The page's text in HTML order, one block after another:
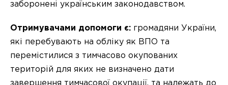
заборонені українським законодавством.
Отримувачами допомоги є: громадяни України,
які перебувають на обліку як ВПО та
перемістилися з тимчасово окупованих
територій для яких не визначено дати
завершення тимчасової окупації, та належать до